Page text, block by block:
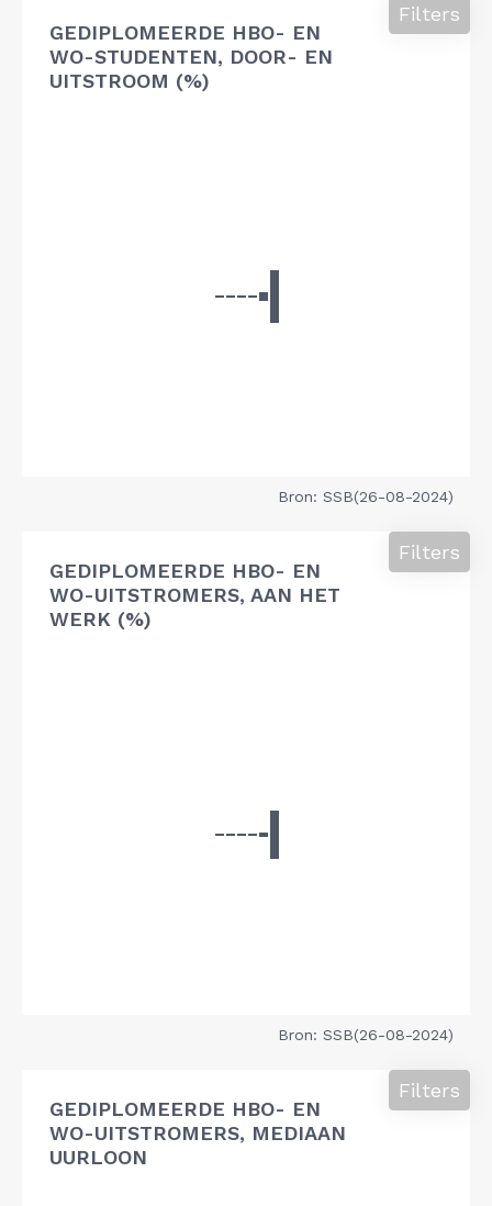
GEDIPLOMEERDE HBO- EN
WO-STUDENTEN, DOOR- EN
UITSTROOM (%)
Filters
Bron: SSB(26-08-2024)
GEDIPLOMEERDE HBO- EN
WO-UITSTROMERS, AAN HET
WERK (%)
Filters
Bron: SSB(26-08-2024)
GEDIPLOMEERDE HBO- EN
WO-UITSTROMERS, MEDIAAN
UURLOON
Filters